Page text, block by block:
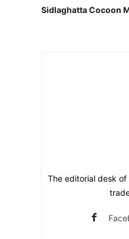
Sidlaghatta Cocoon
The editorial desk